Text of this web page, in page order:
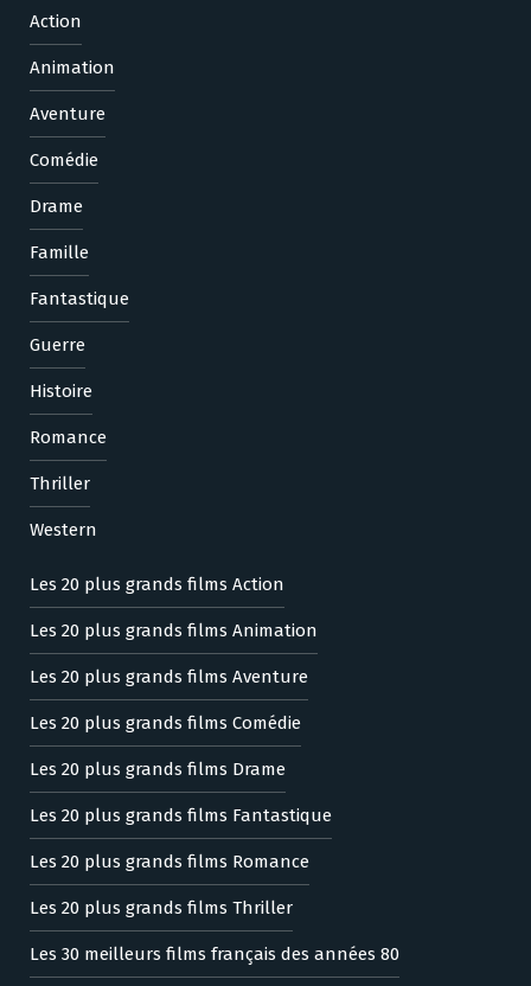
Action
Animation
Aventure
Comédie
Drame
Famille
Fantastique
Guerre
Histoire
Romance
Thriller
Western
Les 20 plus grands films Action
Les 20 plus grands films Animation
Les 20 plus grands films Aventure
Les 20 plus grands films Comédie
Les 20 plus grands films Drame
Les 20 plus grands films Fantastique
Les 20 plus grands films Romance
Les 20 plus grands films Thriller
Les 30 meilleurs films français des années 80